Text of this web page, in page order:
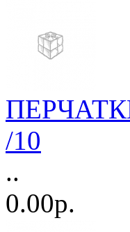
/10
..
0.00р.